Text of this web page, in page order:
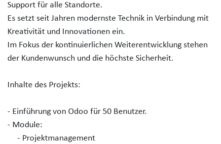
Support für alle Standorte.
Es setzt seit Jahren modernste Technik in Verbindung mit
Kreativität und Innovationen ein.
Im Fokus der kontinuierlichen Weiterentwicklung stehen
der Kundenwunsch und die höchste Sicherheit.
Inhalte des Projekts:
- Einführung von Odoo für 50 Benutzer.
- Module:
- Projektmanagement